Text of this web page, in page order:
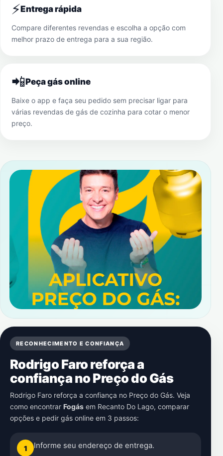
⚡Entrega rápida
Compare diferentes revendas e escolha a opção com
melhor prazo de entrega para a sua região.
📲Peça gás online
Baixe o app e faça seu pedido sem precisar ligar para
várias revendas de gás de cozinha para cotar o menor
preço.
RECONHECIMENTO E CONFIANÇA
Rodrigo Faro reforça a
confiança no Preço do Gás
Rodrigo Faro reforça a confiança no Preço do Gás. Veja
como encontrar Fogás em Recanto Do Lago, comparar
opções e pedir gás online em 3 passos:
1 Informe seu endereço de entrega.